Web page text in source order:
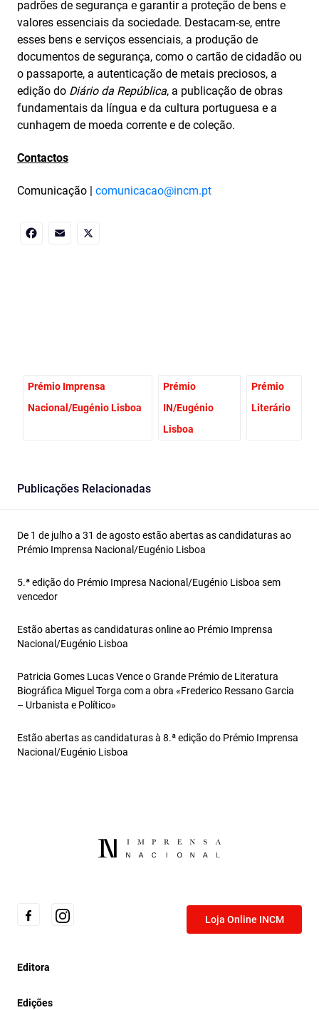
padrões de segurança e garantir a proteção de bens e
valores essenciais da sociedade. Destacam-se, entre
esses bens e serviços essenciais, a produção de
documentos de segurança, como o cartão de cidadão ou
o passaporte, a autenticação de metais preciosos, a
edição do Diário da República, a publicação de obras
fundamentais da língua e da cultura portuguesa e a
cunhagem de moeda corrente e de coleção.
Contactos
Comunicação | comunicacao@incm.pt
Prémio Imprensa
Nacional/Eugénio Lisboa
Prémio
IN/Eugénio
Lisboa
Prémio
Literário
Publicações Relacionadas
De 1 de julho a 31 de agosto estão abertas as candidaturas ao
Prémio Imprensa Nacional/Eugénio Lisboa
5.ª edição do Prémio Impresa Nacional/Eugénio Lisboa sem
vencedor
Estão abertas as candidaturas online ao Prémio Imprensa
Nacional/Eugénio Lisboa
Patricia Gomes Lucas Vence o Grande Prémio de Literatura
Biográfica Miguel Torga com a obra «Frederico Ressano Garcia
– Urbanista e Político»
Estão abertas as candidaturas à 8.ª edição do Prémio Imprensa
Nacional/Eugénio Lisboa
Loja Online INCM
Editora
Edições